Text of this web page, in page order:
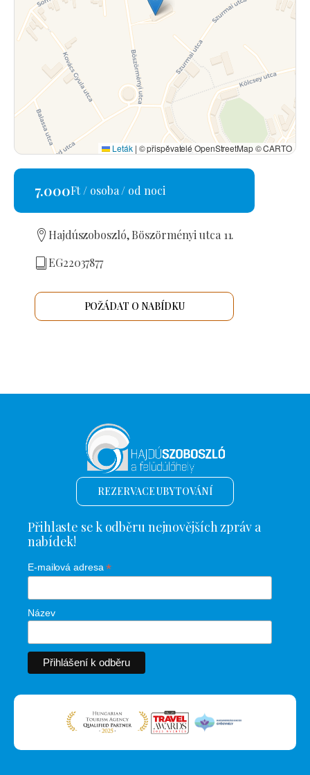
Leták | © přispěvatelé OpenStreetMap © CARTO
7.000Ft / osoba / od noci
Hajdúszoboszló, Böszörményi utca 11.
EG22037877
POŽÁDAT O NABÍDKU
REZERVACE UBYTOVÁNÍ
Přihlaste se k odběru nejnovějších zpráv a
nabídek!
E-mailová adresa*
Název